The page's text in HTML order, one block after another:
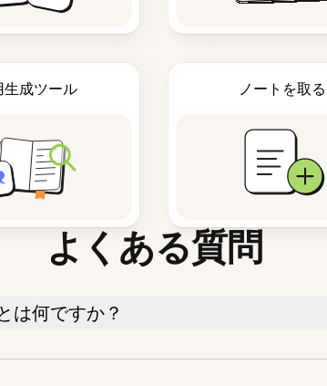
生成ツール ノートを取る
よくある質問
は何ですか？